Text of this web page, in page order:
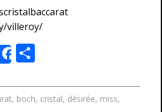
villeroy/
Share
ta
, boch, cristal, désirée, miss,